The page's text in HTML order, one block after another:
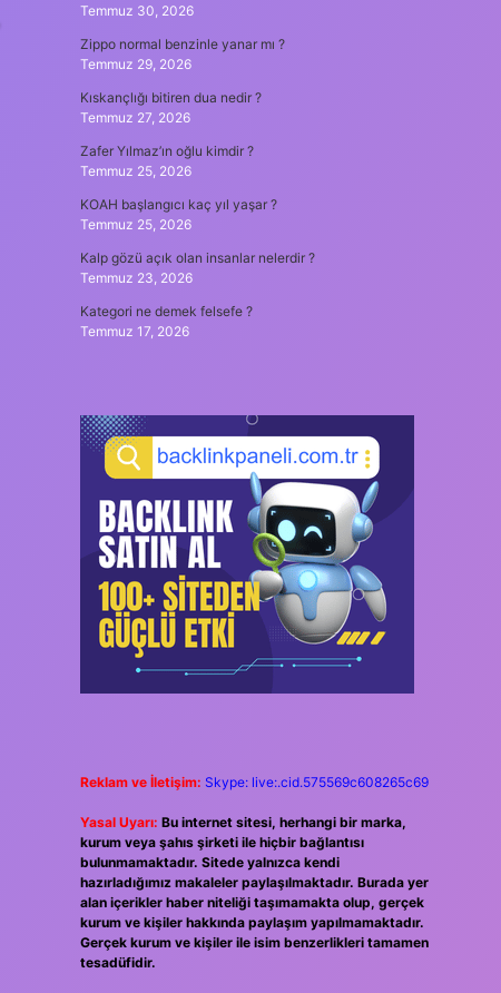
Temmuz 30, 2026
Zippo normal benzinle yanar mı ?
Temmuz 29, 2026
Kıskançlığı bitiren dua nedir ?
Temmuz 27, 2026
Zafer Yılmaz’ın oğlu kimdir ?
Temmuz 25, 2026
KOAH başlangıcı kaç yıl yaşar ?
Temmuz 25, 2026
Kalp gözü açık olan insanlar nelerdir ?
Temmuz 23, 2026
Kategori ne demek felsefe ?
Temmuz 17, 2026
Reklam ve İletişim: Skype: live:.cid.575569c608265c69
Yasal Uyarı: Bu internet sitesi, herhangi bir marka,
kurum veya şahıs şirketi ile hiçbir bağlantısı
bulunmamaktadır. Sitede yalnızca kendi
hazırladığımız makaleler paylaşılmaktadır. Burada yer
alan içerikler haber niteliği taşımamakta olup, gerçek
kurum ve kişiler hakkında paylaşım yapılmamaktadır.
Gerçek kurum ve kişiler ile isim benzerlikleri tamamen
tesadüfidir.